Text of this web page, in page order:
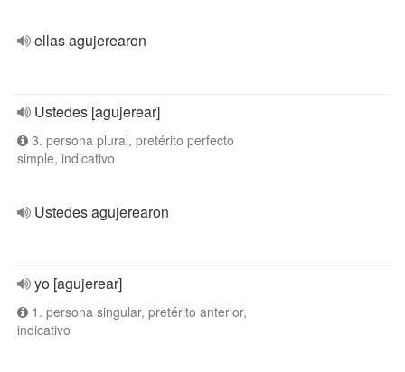
ellas agujerearon
Ustedes [agujerear]
3. persona plural, pretérito perfecto
simple, indicativo
Ustedes agujerearon
yo [agujerear]
1. persona singular, pretérito anterior,
indicativo